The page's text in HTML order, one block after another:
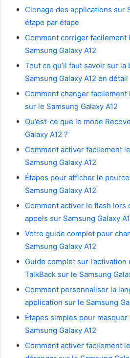
Clonage des applications sur
étape par étape
Comment corriger facilement
Samsung Galaxy A12
Tout ce qu’il faut savoir sur
Samsung Galaxy A12 en détail
Comment changer
sur le Samsung Galaxy A12
Qu’est-ce que le mode
Galaxy A12 ?
Comment activer facilement
Samsung Galaxy A12
Étapes pour afficher le
Samsung Galaxy A12
Comment activer le flash lors
appels sur Samsung Galaxy
Votre guide complet pour
Samsung Galaxy A12
Guide complet sur
TalkBack sur le Samsung
Comment personnaliser la
application sur le Samsung
Étapes simples pour
Samsung Galaxy A12
Comment activer facilement